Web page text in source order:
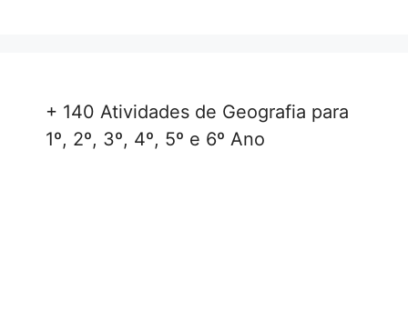
+ 140 Atividades de Geografia para
1º, 2º, 3º, 4º, 5º e 6º Ano